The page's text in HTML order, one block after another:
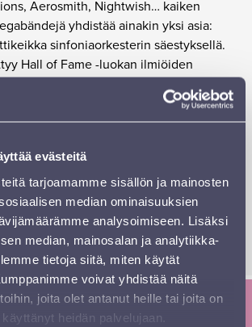
evästeitä
tarjoamamme sisällön ja mainosten
median ominaisuuksien
analysoimiseen. Lisäksi
median, mainosalan ja analytiikka-
tietoja siitä, miten käytät
voivat yhdistää näitä
joita olet antanut heille tai joita on
heidän palvelujaan.
Aerosmith, Nightwish… kaiken
yhdistää ainakin yksi asia:
sinfoniaorkesterin säestyksellä.
Hall of Fame -luokan ilmiöiden
Lahden kanssa.
Apulanta – kahden huippuyhtyeen
kuullaan vuosikymmeniä
soineita hittejä uusina sovituksina
Luvassa on siis taatusti tuoreita,
soundeja jopa vannoutuneimmille